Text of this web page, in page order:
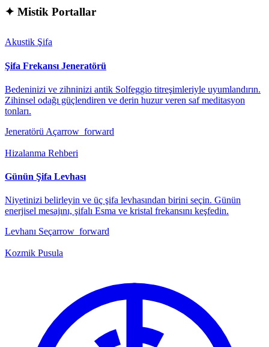
✦ Mistik Portallar
Akustik Şifa
Şifa Frekansı Jeneratörü
Bedeninizi ve zihninizi antik Solfeggio titreşimleriyle uyumlandırın.
Zihinsel odağı güçlendiren ve derin huzur veren saf meditasyon
tonları.
Jeneratörü Açarrow_forward
Hizalanma Rehberi
Günün Şifa Levhası
Niyetinizi belirleyin ve üç şifa levhasından birini seçin. Günün
enerjisel mesajını, şifalı Esma ve kristal frekansını keşfedin.
Levhanı Seçarrow_forward
Kozmik Pusula